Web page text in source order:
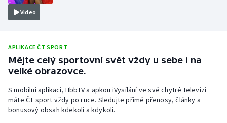
Parasport
Plážový volejbal
Ragby
Rychlobruslení
Video
APLIKACE ČT SPORT
Mějte celý sportovní svět vždy u sebe i na
velké obrazovce.
S mobilní aplikací, HbbTV a apkou iVysílání ve své chytré televizi
máte ČT sport vždy po ruce. Sledujte přímé přenosy, články a
bonusový obsah kdekoli a kdykoli.